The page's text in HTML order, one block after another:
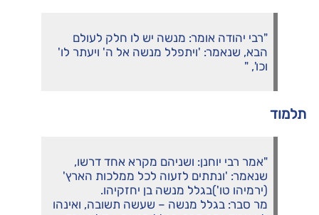
"רבי יהודה אומר: מנשה יש לו חלק לעולם
הבא, שנאמר: 'ויתפלל מנשה אל ה' ויעתר לו'
וכו', "
תלמוד
"אמר רבי יוחנן: ושניהם מקרא אחד דרשו,
שנאמר: 'ונתתים לזעוה לכל ממלכות הארץ'
(ירמיהו טו')בגלל מנשה בן יחזקיהו.
מר סבר: בגלל מנשה – שעשה תשובה, ואינהו